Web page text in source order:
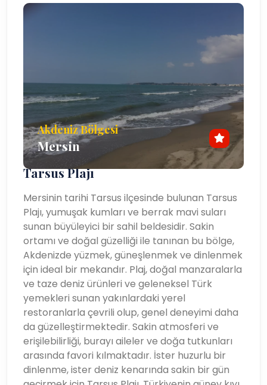
Akdeniz Bölgesi
Mersin
Tarsus Plajı
Mersinin tarihi Tarsus ilçesinde bulunan Tarsus
Plajı, yumuşak kumları ve berrak mavi suları
sunan büyüleyici bir sahil beldesidir. Sakin
ortamı ve doğal güzelliği ile tanınan bu bölge,
Akdenizde yüzmek, güneşlenmek ve dinlenmek
için ideal bir mekandır. Plaj, doğal manzaralarla
ve taze deniz ürünleri ve geleneksel Türk
yemekleri sunan yakınlardaki yerel
restoranlarla çevrili olup, genel deneyimi daha
da güzelleştirmektedir. Sakin atmosferi ve
erişilebilirliği, burayı aileler ve doğa tutkunları
arasında favori kılmaktadır. İster huzurlu bir
dinlenme, ister deniz kenarında sakin bir gün